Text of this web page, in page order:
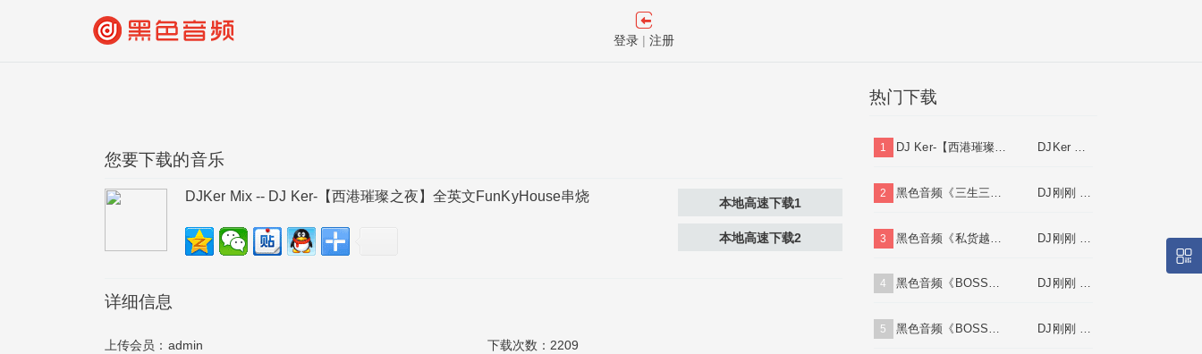
登录|注册
您要下载的音乐
DJKer Mix -- DJ Ker-【西港璀璨之夜】全英文FunKyHouse串烧 本地高速下载1
本地高速下载2
详细信息
上传会员： admin 下载次数：2209
热门下载
1 DJ Ker-【西港璀璨之夜】全英文FunKyHouse串烧 DJKer Mix
2
3
4 黑色音频《BOSS豪公馆♪带我到山顶中文跳舞大碟》DJ刚刚 Mix DJ刚刚 Mix
5 黑色音频《BOSS豪公馆♪云南打歌妹中文跳舞大碟V2》DJ刚刚 Mix DJ刚刚 Mix